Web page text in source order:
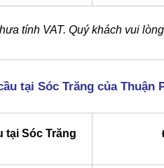
tính VAT. Quý khách vui
tại Sóc Trăng của Thuận
tại Sóc Trăng